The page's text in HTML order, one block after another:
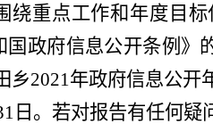
绕重点工作和年度目标
政府信息公开条例》
乡2021年政府信息公开
日。若对报告有任何疑